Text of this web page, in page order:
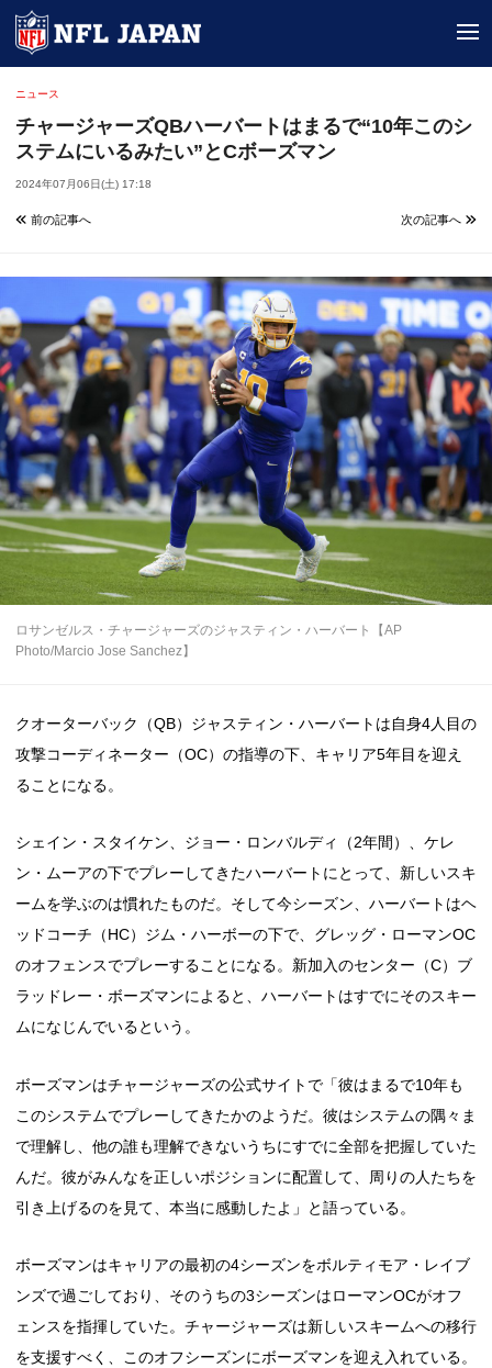
ニュース
チャージャーズQBハーバートはまるで“10年このシ
ステムにいるみたい”とCボーズマン
2024年07月06日(土) 17:18
前の記事へ 次の記事へ
ロサンゼルス・チャージャーズのジャスティン・ハーバート【AP
Photo/Marcio Jose Sanchez】
クオーターバック（QB）ジャスティン・ハーバートは自身4人目の
攻撃コーディネーター（OC）の指導の下、キャリア5年目を迎え
ることになる。
シェイン・スタイケン、ジョー・ロンバルディ（2年間）、ケレ
ン・ムーアの下でプレーしてきたハーバートにとって、新しいスキ
ームを学ぶのは慣れたものだ。そして今シーズン、ハーバートはヘ
ッドコーチ（HC）ジム・ハーボーの下で、グレッグ・ローマンOC
のオフェンスでプレーすることになる。新加入のセンター（C）ブ
ラッドレー・ボーズマンによると、ハーバートはすでにそのスキー
ムになじんでいるという。
ボーズマンはチャージャーズの公式サイトで「彼はまるで10年も
このシステムでプレーしてきたかのようだ。彼はシステムの隅々ま
で理解し、他の誰も理解できないうちにすでに全部を把握していた
んだ。彼がみんなを正しいポジションに配置して、周りの人たちを
引き上げるのを見て、本当に感動したよ」と語っている。
ボーズマンはキャリアの最初の4シーズンをボルティモア・レイブ
ンズで過ごしており、そのうちの3シーズンはローマンOCがオフ
ェンスを指揮していた。チャージャーズは新しいスキームへの移行
を支援すべく、このオフシーズンにボーズマンを迎え入れている。